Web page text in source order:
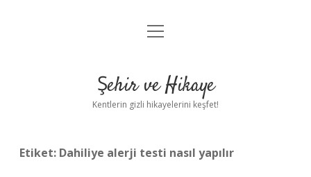
Anasayfa
Yasal Uyarı
menüyü
Şehir ve Hikaye
Kentlerin gizli hikayelerini keşfet!
Etiket: Dahiliye alerji testi nasıl yapılır